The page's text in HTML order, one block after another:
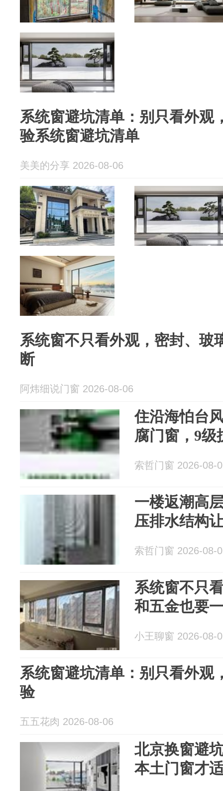
系统窗避坑清单：别只看外观
验系统窗避坑清单
美美的分享 2026-08-06
系统窗不只看外观，密封、玻
断
阿炜细说门窗 2026-08-06
住沿海怕台
腐门窗，9级
索哲门窗 2026-08-
一楼返潮高
压排水结构
索哲门窗 2026-08-
系统窗不只
和五金也要
小王聊窗 2026-08-
系统窗避坑清单：别只看外观
验
五五花肉 2026-08-06
北京换窗避
本土门窗才